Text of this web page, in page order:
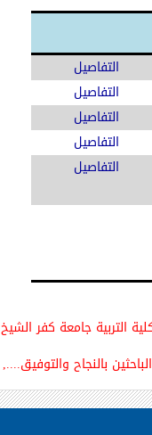
التفاصيل
التفاصيل
التفاصيل
التفاصيل
التفاصيل
التربية جامعة كفر الشيخ
الباحثين بالنجاح والتوفيق....,